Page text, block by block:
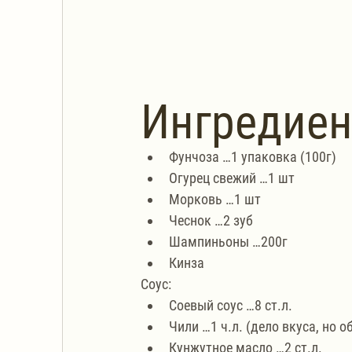
Фунчоза …1 упаковка (100г)
Огурец свежий …1 шт
Морковь …1 шт
Чеснок …2 зуб
Шампиньоны …200г
Кинза
Соус:
Соевый соус …8 ст.л.
Чили …1 ч.л. (дело вкуса, но
Кунжутное масло …2 ст.л.